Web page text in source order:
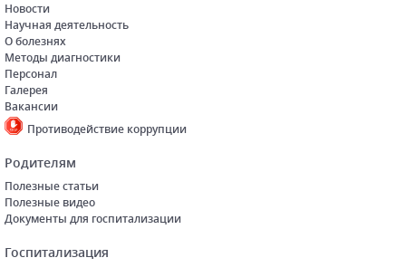
Новости
Научная деятельность
О болезнях
Методы диагностики
Персонал
Галерея
Вакансии
Противодействие коррупции
Родителям
Полезные статьи
Полезные видео
Документы для госпитализации
Госпитализация